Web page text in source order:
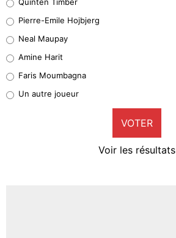
5%
1%
9%
Pierre-Emile Hojbjerg
Neal Maupay
Amine Harit
Faris Moumbagna
Un autre joueur
VOTER
Voir les résultats